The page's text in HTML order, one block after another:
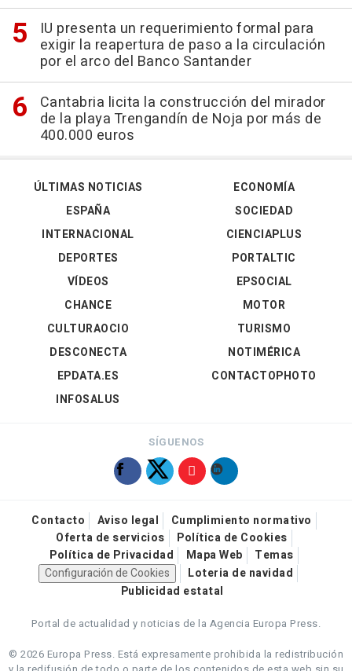
IU presenta un requerimiento formal para
exigir la reapertura de paso a la circulación
por el arco del Banco Santander
Cantabria licita la construcción del mirador
de la playa Trengandín de Noja por más de
400.000 euros
ÚLTIMAS NOTICIAS
ESPAÑA
INTERNACIONAL
DEPORTES
VÍDEOS
ECONOMÍA
SOCIEDAD
CIENCIAPLUS
PORTALTIC
EPSOCIAL
CHANCE
CULTURAOCIO
DESCONECTA
EPDATA.ES
INFOSALUS
MOTOR
TURISMO
NOTIMÉRICA
CONTACTOPHOTO
SÍGUENOS
Contacto Aviso legal
Cumplimiento normativo
Oferta de servicios
Política de Cookies
Política de Privacidad
Mapa Web
Temas
Configuración de Cookies
Loteria de navidad
Publicidad estatal
Portal de actualidad y noticias de la Agencia Europa Press.
© 2026 Europa Press. Está expresamente prohibida la redistribución